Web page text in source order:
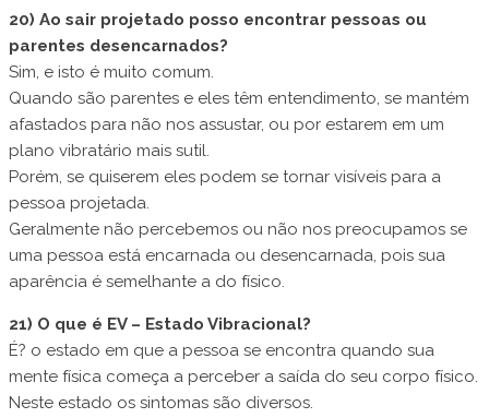
20) Ao sair projetado posso encontrar pessoas ou
parentes desencarnados?
Sim, e isto é muito comum.
Quando são parentes e eles têm entendimento, se mantém
afastados para não nos assustar, ou por estarem em um
plano vibratário mais sutil.
Porém, se quiserem eles podem se tornar visíveis para a
pessoa projetada.
Geralmente não percebemos ou não nos preocupamos se
uma pessoa está encarnada ou desencarnada, pois sua
aparência é semelhante a do físico.
21) O que é EV – Estado Vibracional?
É? o estado em que a pessoa se encontra quando sua
mente física começa a perceber a saída do seu corpo físico.
Neste estado os sintomas são diversos.